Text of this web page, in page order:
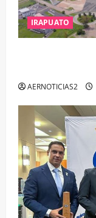
IRAPUATO
AERNOTICIAS2